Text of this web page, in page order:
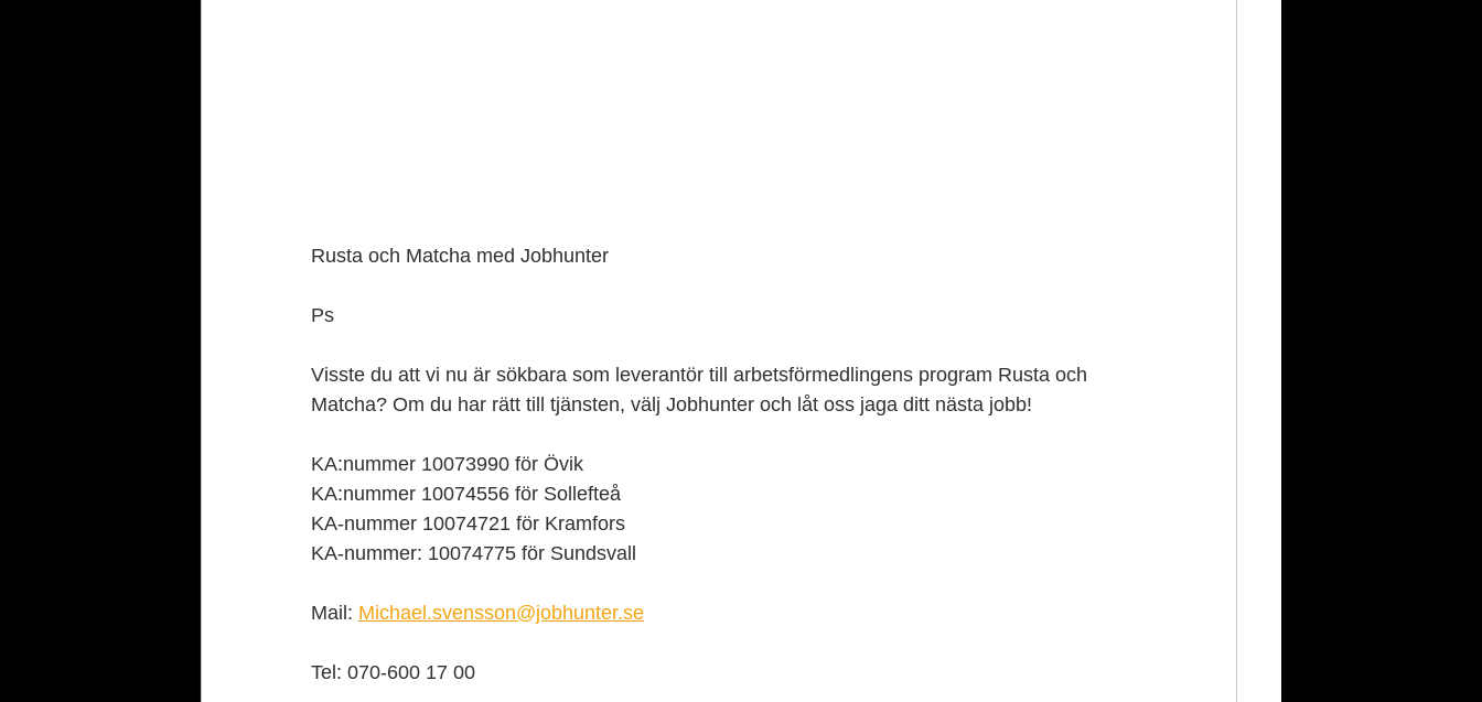
Rusta och Matcha med Jobhunter
Ps
Visste du att vi nu är sökbara som leverantör till arbetsförmedlingens program Rusta och
Matcha? Om du har rätt till tjänsten, välj Jobhunter och låt oss jaga ditt nästa jobb!
KA:nummer 10073990 för Övik
KA:nummer 10074556 för Sollefteå
KA-nummer 10074721 för Kramfors
KA-nummer: 10074775 för Sundsvall
Mail: Michael.svensson@jobhunter.se
Tel: 070-600 17 00